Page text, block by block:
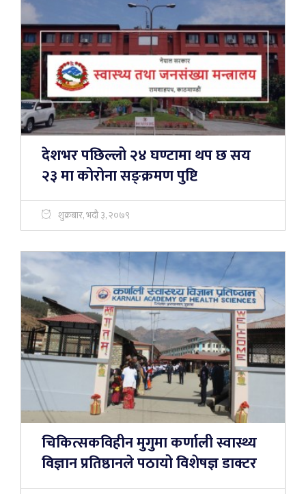
देशभर पछिल्लो २४ घण्टामा थप छ सय
२३ मा कोरोना सङ्क्रमण पुष्टि
शुक्रबार, भदौ ३, २०७९
चिकित्सकविहीन मुगुमा कर्णाली स्वास्थ्य
विज्ञान प्रतिष्ठानले पठायो विशेषज्ञ डाक्टर